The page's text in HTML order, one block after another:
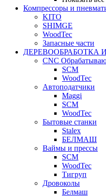
Компрессоры и
KITO
SHIMGE
WoodTec
Запасные части
ДЕРЕВООБРАБОТКА
CNC
SCM
WoodTec
Автоподатчики
Maggi
SCM
WoodTec
Бытовые станки
Stalex
БЕЛМАШ
Ваймы и прессы
SCM
WoodTec
Тигруп
Дровоколы
Белмаш